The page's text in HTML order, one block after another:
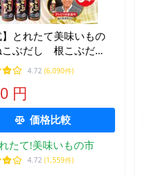
】とれたて美味いもの
ぶだし 根こぶだ
布だし 梅沢富美
料 ねこぶだし
本セット
4.72 (6,090件)
円
価格比較
たて!美味いもの市
4.72 (1,559件)